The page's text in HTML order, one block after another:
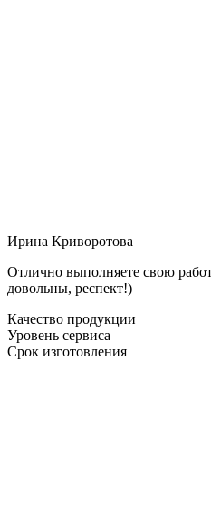
Ирина Криворотова
Отлично выполняете свою
довольны, респект!)
Качество продукции
Уровень сервиса
Срок изготовления